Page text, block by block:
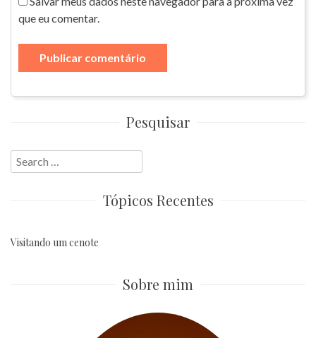
que eu comentar.
Pesquisar
Search
for:
Tópicos Recentes
Visitando um cenote
Sobre mim